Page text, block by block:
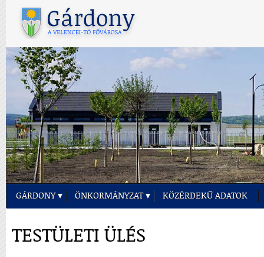
GÁRDONY ÖNKORMÁNYZAT KÖZÉRDEKŰ ADATOK
TESTÜLETI ÜLÉS